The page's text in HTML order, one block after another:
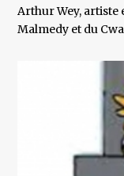
Arthur Wey,
Malmedy et du